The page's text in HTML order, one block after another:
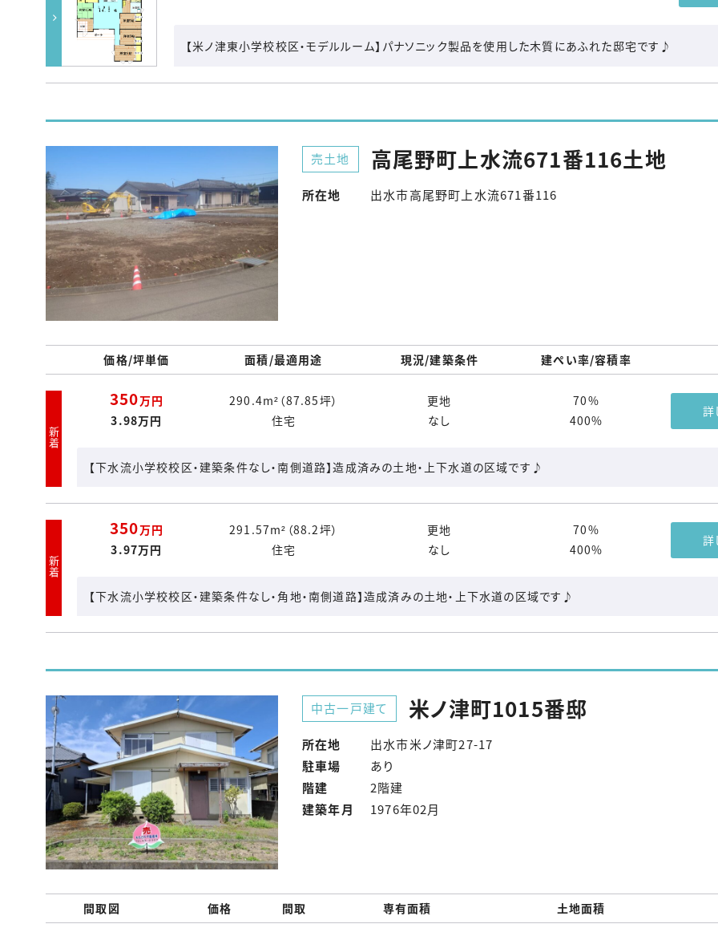
【米ノ津東小学校校区・モデルルーム】パナソニック製品を使用した木質にあふれた邸宅です♪
売土地 高尾野町上水流671番116土地
所在地 出水市高尾野町上水流671番116
価格/坪単価 面積/最適用途 現況/建築条件 建ぺい率/容積率
新着
350万円
3.98万円
290.4m²（87.85坪）
住宅
更地
なし
70%
400%
詳
【下水流小学校校区・建築条件なし・南側道路】造成済みの土地・上下水道の区域です♪
新着
350万円
3.97万円
291.57m²（88.2坪）
住宅
更地
なし
70%
400%
詳
【下水流小学校校区・建築条件なし・角地・南側道路】造成済みの土地・上下水道の区域です♪
中古一戸建て 米ノ津町1015番邸
所在地
出水市米ノ津町27-17
駐車場
あり
階建
2階建
建築年月
1976年02月
間取図 価格 間取 専有面積 土地面積